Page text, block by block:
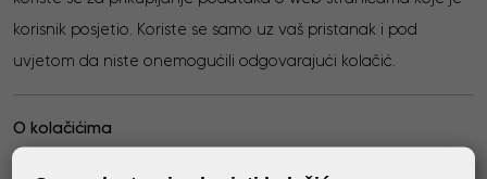
korisnik posjetio. Koriste se samo uz vaš pristanak i pod
uvjetom da niste onemogućili odgovarajući kolačić.
O kolačićima
Kolačići su male tekstualne datoteke koje se pohranjuju na